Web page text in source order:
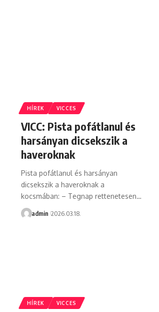
HÍREK VICCES
VICC: Pista pofátlanul és
harsányan dicsekszik a
haveroknak
Pista pofátlanul és harsányan
dicsekszik a haveroknak a
kocsmában: – Tegnap rettenetesen…
admin 2026.03.18.
HÍREK VICCES